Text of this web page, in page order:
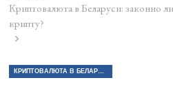
Криптовалюта в Беларуси: законно
крипту?
КРИПТОВАЛЮТА В БЕЛАРУСИ: ЗАКОННО ЛИ ПОКУПАТЬ, ПРОДАВАТЬ КРИПТУ?